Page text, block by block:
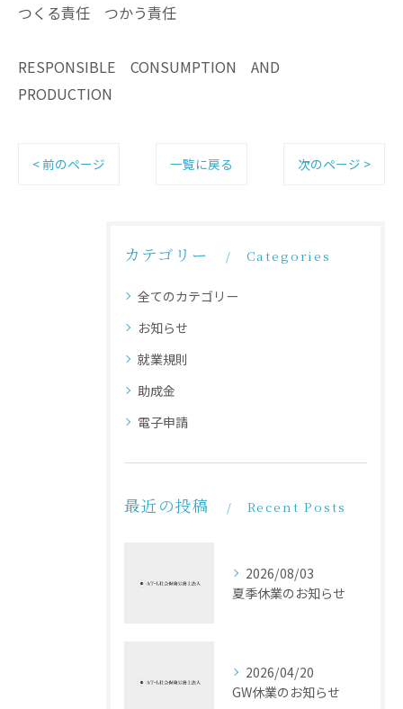
つくる責任 つかう責任
RESPONSIBLE CONSUMPTION AND
PRODUCTION
< 前のページ 一覧に戻る 次のページ >
カテゴリー Categories
全てのカテゴリー
お知らせ
就業規則
助成金
電子申請
最近の投稿 Recent Posts
2026/08/03
夏季休業のお知らせ
2026/04/20
GW休業のお知らせ